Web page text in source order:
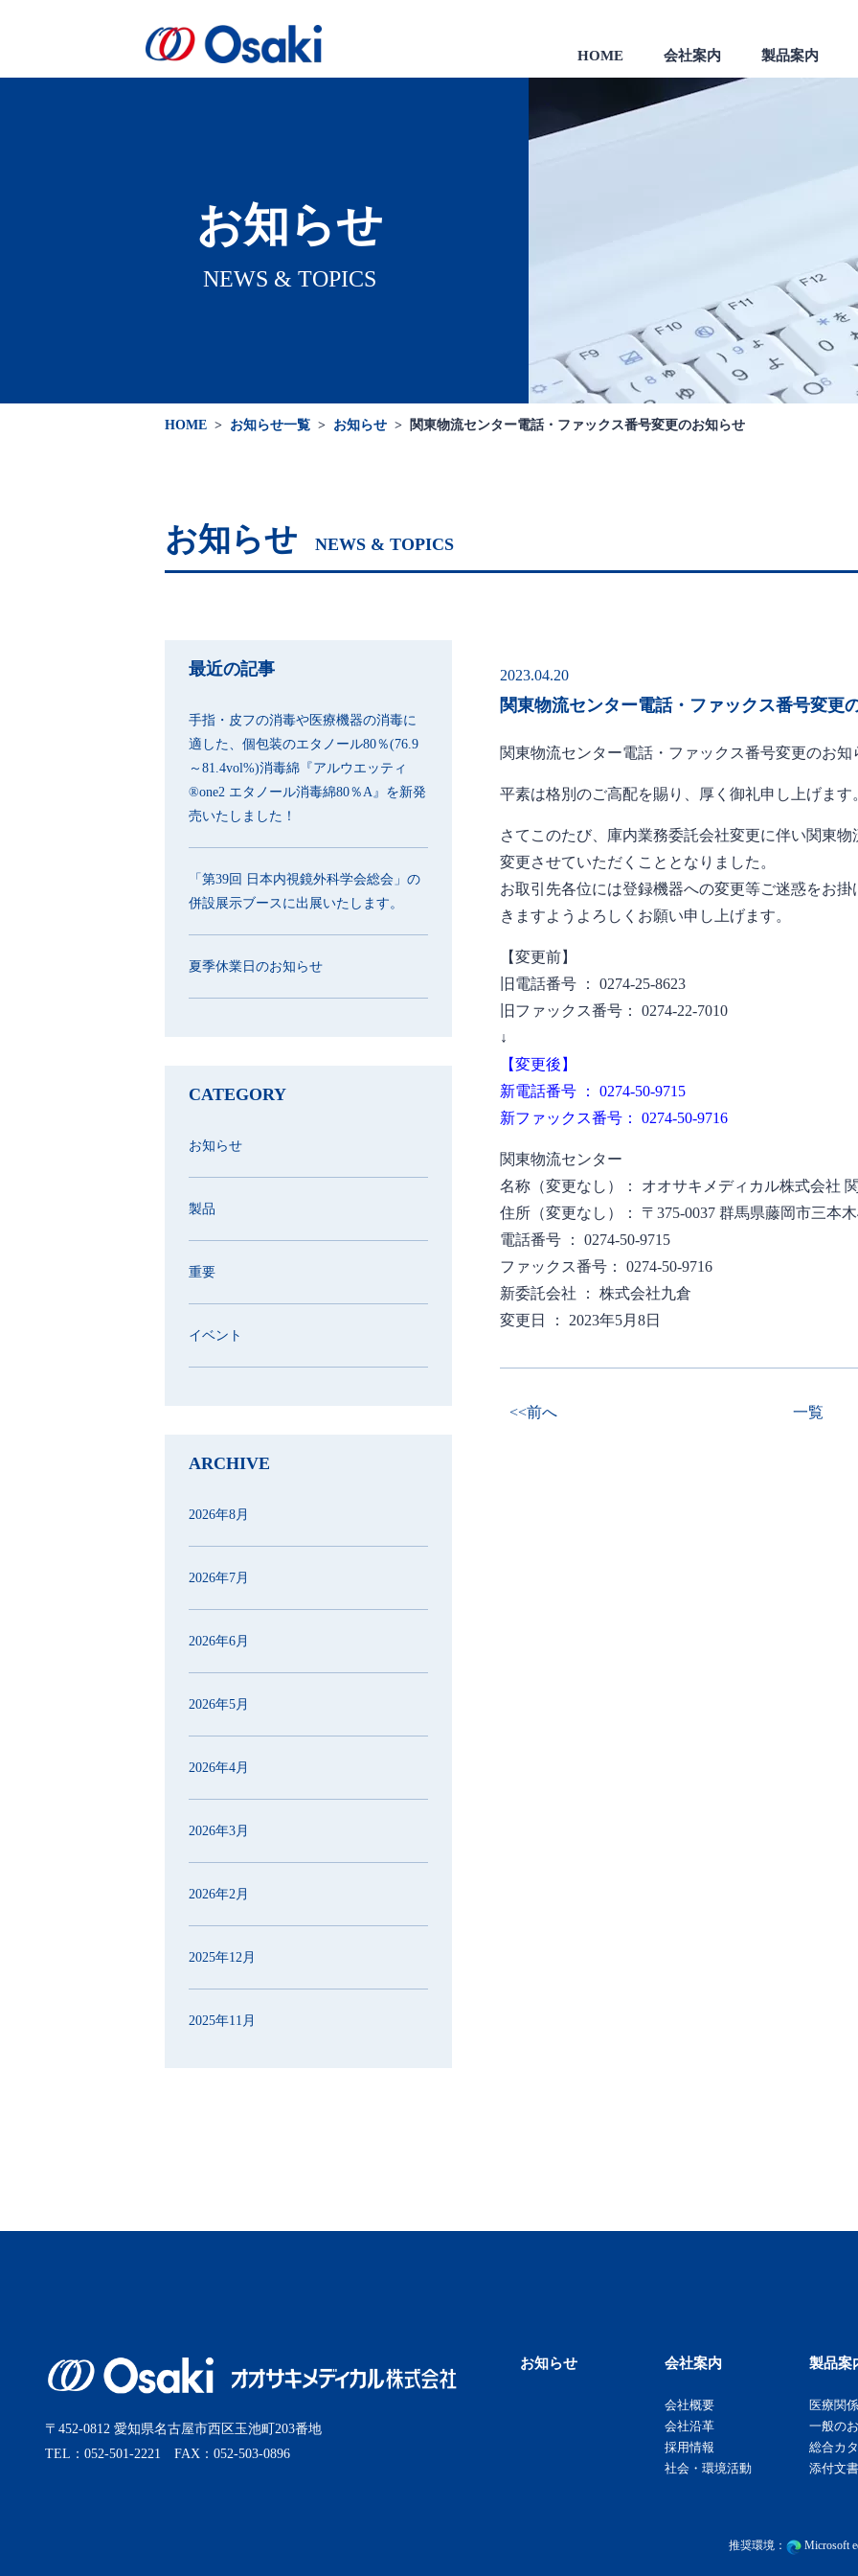
HOME
会社案内
会社案内
会社概要 会社沿革
製品案内
製品案内
医療関係者向け製品 一般のお客様向け製品
お知らせ
NEWS & TOPICS
HOME > お知らせ一覧 > お知らせ > 関東物流センター電話・ファックス番号変更のお知らせ
お知らせ NEWS & TOPICS
2023.04.20
関東物流センター電話・ファックス番号変更
関東物流センター電話・ファックス番号変更のお知
平素は格別のご高配を賜り、厚く御礼申し上げます
さてこのたび、庫内業務委託会社変更に伴い関東
変更させていただくこととなりました。
お取引先各位には登録機器への変更等ご迷惑をお
きますようよろしくお願い申し上げます。
【変更前】
旧電話番号 ： 0274-25-8623
旧ファックス番号： 0274-22-7010
↓
【変更後】
新電話番号 ： 0274-50-9715
新ファックス番号： 0274-50-9716
関東物流センター
名称（変更なし）： オオサキメディカル株式会社
住所（変更なし）： 〒375-0037 群馬県藤岡市三本
電話番号 ： 0274-50-9715
ファックス番号： 0274-50-9716
新委託会社 ： 株式会社九倉
変更日 ： 2023年5月8日
<<前へ 一覧
最近の記事
手指・皮フの消毒や医療機器の消毒に
適した、個包装のエタノール80％(76.9
～81.4vol%)消毒綿『アルウエッティ
®one2 エタノール消毒綿80％A』を新発
売いたしました！
「第39回 日本内視鏡外科学会総会」の
併設展示ブースに出展いたします。
夏季休業日のお知らせ
CATEGORY
お知らせ
製品
重要
イベント
ARCHIVE
2026年8月
2026年7月
2026年6月
2026年5月
2026年4月
2026年3月
2026年2月
2025年12月
2025年11月
〒452-0812 愛知県名古屋市西区玉池町203番地
TEL：052-501-2221 FAX：052-503-0896
お知らせ 会社案内
会社概要
会社沿革
採用情報
社会・環境活動
製品案
医療関
一般の
総合カ
添付文
推奨環境： Microsoft